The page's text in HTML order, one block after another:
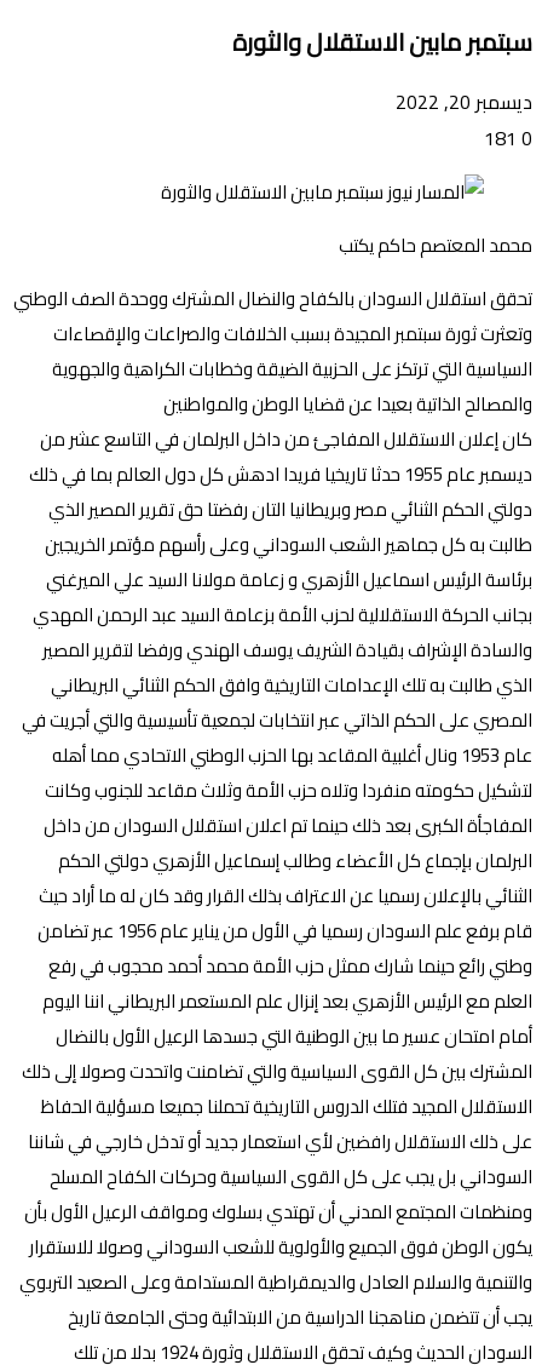
سبتمبر مابين الاستقلال والثورة
ديسمبر 20, 2022
0
محمد المعتصم حاكم يكتب
تحقق استقلال السودان بالكفاح والنضال المشترك ووحدة الصف الوطني
وتعثرت ثورة سبتمبر المجيدة بسبب الخلافات والصراعات والإقصاءات
السياسية التي ترتكز على الحزبية الضيقة وخطابات الكراهية والجهوية
والمصالح الذاتية بعيدا عن قضايا الوطن والمواطنين
كان إعلان الاستقلال المفاجئ من داخل البرلمان في التاسع عشر من
ديسمبر عام 1955 حدثا تاريخيا فريدا ادهش كل دول العالم بما في ذلك
دولتي الحكم الثنائي مصر وبريطانيا التان رفضتا حق تقرير المصير الذي
طالبت به كل جماهير الشعب السوداني وعلى رأسهم مؤتمر الخريجين
برئاسة الرئيس اسماعيل الأزهري و زعامة مولانا السيد علي الميرغني
بجانب الحركة الاستقلالية لحزب الأمة بزعامة السيد عبد الرحمن المهدي
والسادة الإشراف بقيادة الشريف يوسف الهندي ورفضا لتقرير المصير
الذي طالبت به تلك الإعدامات التاريخية وافق الحكم الثنائي البريطاني
المصري على الحكم الذاتي عبر انتخابات لجمعية تأسيسية والتي أجريت في
عام 1953 ونال أغلبية المقاعد بها الحزب الوطني الاتحادي مما أهله
لتشكيل حكومته منفردا وتلاه حزب الأمة وثلاث مقاعد للجنوب وكانت
المفاجأة الكبرى بعد ذلك حينما تم اعلان استقلال السودان من داخل
البرلمان بإجماع كل الأعضاء وطالب إسماعيل الأزهري دولتي الحكم
الثنائي بالإعلان رسميا عن الاعتراف بذلك القرار وقد كان له ما أراد حيث
قام برفع علم السودان رسميا في الأول من يناير عام 1956 عبر تضامن
وطني رائع حينما شارك ممثل حزب الأمة محمد أحمد محجوب في رفع
العلم مع الرئيس الأزهري بعد إنزال علم المستعمر البريطاني اننا اليوم
أمام امتحان عسير ما بين الوطنية التي جسدها الرعيل الأول بالنضال
المشترك بين كل القوى السياسية والتي تضامنت واتحدت وصولا إلى ذلك
الاستقلال المجيد فتلك الدروس التاريخية تحملنا جميعا مسؤلية الحفاظ
على ذلك الاستقلال رافضين لأي استعمار جديد أو تدخل خارجي في شاننا
السوداني بل يجب على كل القوى السياسية وحركات الكفاح المسلح
ومنظمات المجتمع المدني أن تهتدي بسلوك ومواقف الرعيل الأول بأن
يكون الوطن فوق الجميع والأولوية للشعب السوداني وصولا للاستقرار
والتنمية والسلام العادل والديمقراطية المستدامة وعلى الصعيد التربوي
يجب أن تتضمن مناهجنا الدراسية من الابتدائية وحتى الجامعة تاريخ
السودان الحديث وكيف تحقق الاستقلال وثورة 1924 بدلا من تلك